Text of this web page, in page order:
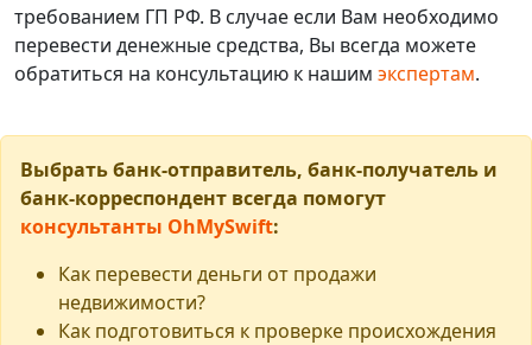
требованием ГП РФ. В случае если Вам необходимо
перевести денежные средства, Вы всегда можете
обратиться на консультацию к нашим экспертам.
Выбрать банк-отправитель, банк-получатель и
банк-корреспондент всегда помогут
консультанты OhMySwift:
Как перевести деньги от продажи
недвижимости?
Как подготовиться к проверке происхождения